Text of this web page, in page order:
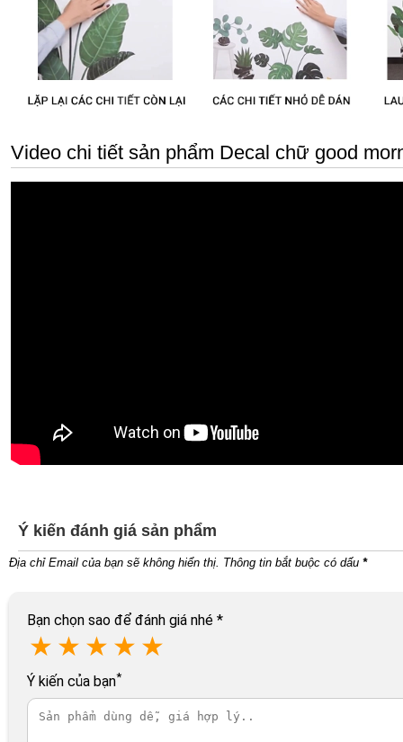
Video chi tiết sản phẩm Decal chữ good
Ý kiến đánh giá sản phẩm
Địa chỉ Email của bạn sẽ không hiển thị. Thông tin bắt buộc có dấu *
Bạn chọn sao để đánh giá nhé *
★ ★ ★ ★ ★
Ý kiến của bạn*